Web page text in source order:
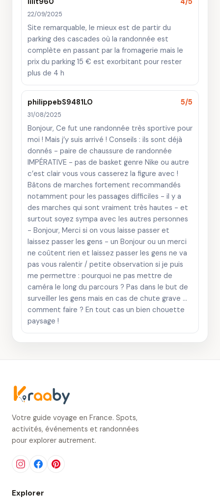
22/09/2025
Site remarquable, le mieux est de partir du
parking des cascades où la randonnée est
complète en passant par la fromagerie mais le
prix du parking 15 € est exorbitant pour rester
plus de 4 h
philippebS9481LO 5/5
31/08/2025
Bonjour, Ce fut une randonnée très sportive pour
moi ! Mais j’y suis arrivé ! Conseils : ils sont déjà
donnés - paire de chaussure de randonnée
IMPÉRATIVE - pas de basket genre Nike ou autre
c’est clair vous vous casserez la figure avec !
Bâtons de marches fortement recommandés
notamment pour les passages difficiles - il y a
des marches qui sont vraiment très hautes - et
surtout soyez sympa avec les autres personnes
- Bonjour, Merci si on vous laisse passer et
laissez passer les gens - un Bonjour ou un merci
ne coûtent rien et laissez passer les gens ne va
pas vous ralentir / petite observation si je puis
me permettre : pourquoi ne pas mettre de
caméra le long du parcours ? Pas dans le but de
surveiller les gens mais en cas de chute grave …
comment faire ? En tout cas un bien chouette
paysage !
Votre guide voyage en France. Spots,
activités, événements et randonnées
pour explorer autrement.
Explorer